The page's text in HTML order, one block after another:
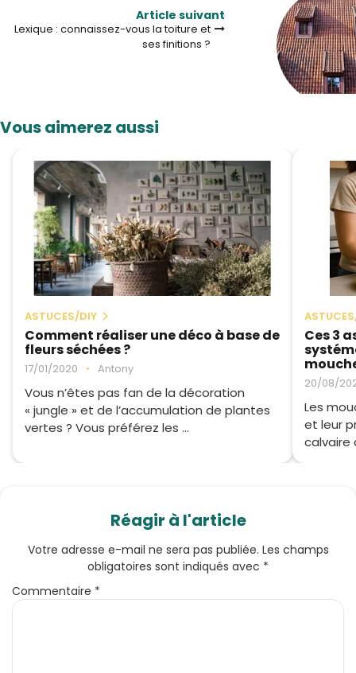
Article suivant
Lexique : connaissez-vous la toiture et
ses finitions ?
Vous aimerez aussi
ASTUCES/DIY
Comment réaliser une déco à base de
fleurs séchées ?
17/01/2020 • Antony
Vous n’êtes pas fan de la décoration
« jungle » et de l’accumulation de plantes
vertes ? Vous préférez les ...
Ces 3
20/08/
Les
et leur
calvaire
Réagir à l'article
Votre adresse e-mail ne sera pas publiée. Les champs
obligatoires sont indiqués avec *
Commentaire *